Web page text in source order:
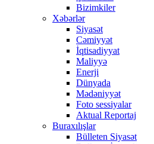
Bizimkiler
Xəbərlər
Siyasət
Cəmiyyət
İqtisadiyyat
Maliyyə
Enerji
Dünyada
Mədəniyyət
Foto sessiyalar
Aktual Reportaj
Buraxılışlar
Bülleten Siyasət